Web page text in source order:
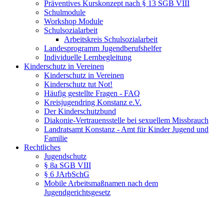
Präventives Kurskonzept nach § 13 SGB VIII
Schulmodule
Workshop Module
Schulsozialarbeit
Arbeitskreis Schulsozialarbeit
Landesprogramm Jugendberufshelfer
Individuelle Lernbegleitung
Kinderschutz in Vereinen
Kinderschutz in Vereinen
Kinderschutz tut Not!
Häufig gestellte Fragen - FAQ
Kreisjugendring Konstanz e.V.
Der Kinderschutzbund
Diakonie-Vertrauensstelle bei sexuellem Missbrauch
Landratsamt Konstanz - Amt für Kinder Jugend und
Familie
Rechtliches
Jugendschutz
§ 8a SGB VIII
§ 6 JArbSchG
Mobile Arbeitsmaßnamen nach dem
Jugendgerichtsgesetz